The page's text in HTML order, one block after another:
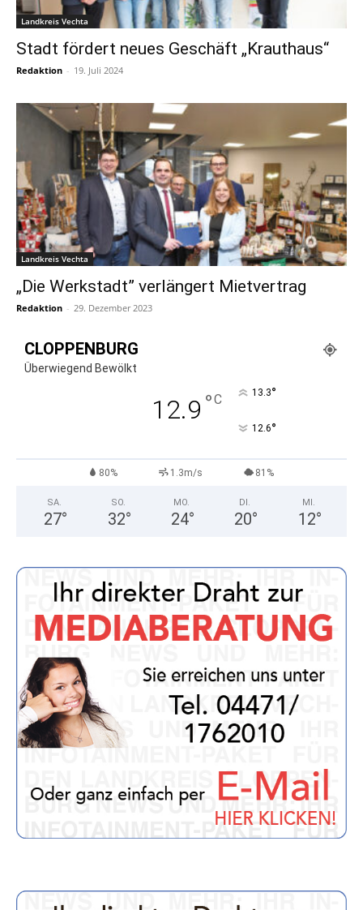
Landkreis Vechta
Stadt fördert neues Geschäft „Krauthaus“
Redaktion - 19. Juli 2024
Landkreis Vechta
„Die Werkstadt” verlängert Mietvertrag
Redaktion - 29. Dezember 2023
CLOPPENBURG
Überwiegend Bewölkt
12.9 °C 13.3°
12.6°
80% 1.3m/s 81%
SA.
27°
SO.
32°
MO.
24°
DI.
20°
MI.
12°